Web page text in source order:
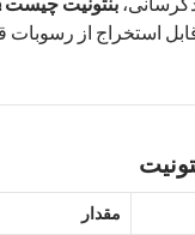
استخراج از رسوبات
مقدار